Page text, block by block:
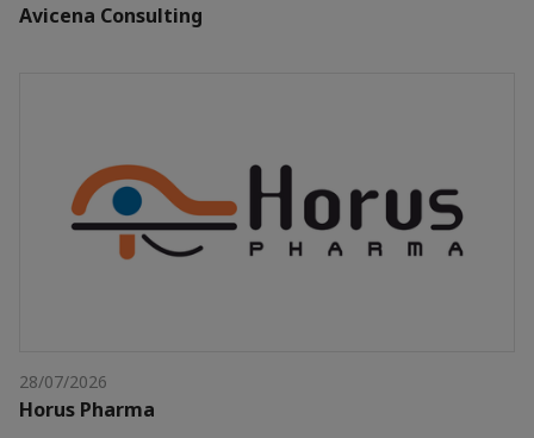
Avicena Consulting
28/07/2026
Horus Pharma